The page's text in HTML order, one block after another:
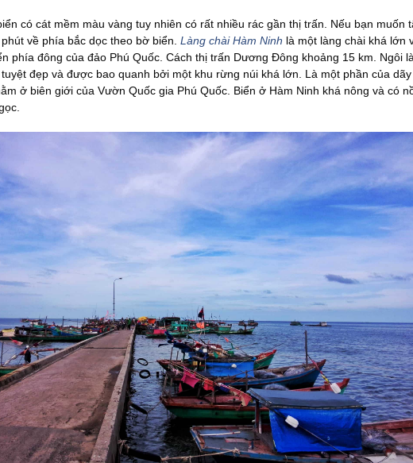
có cát mềm màu vàng tuy nhiên có rất nhiều rác gần thị trấn. Nếu bạn muốn
về phía bắc dọc theo bờ biển. Làng chài Hàm Ninh là một làng chài khá lớn
phía đông của đảo Phú Quốc. Cách thị trấn Dương Đông khoảng 15 km. Ngôi
đẹp và được bao quanh bởi một khu rừng núi khá lớn. Là một phần của
ở biên giới của Vườn Quốc gia Phú Quốc. Biển ở Hàm Ninh khá nông và có